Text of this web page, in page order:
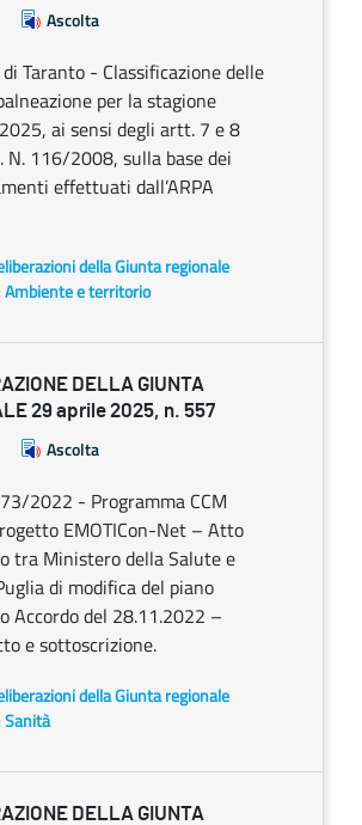
Ascolta
Taranto - Classificazione delle
per la stagione
ai sensi degli artt. 7 e 8
N. 116/2008, sulla base dei
effettuati dall’ARPA
della Giunta regionale
Ambiente e territorio
DELLA GIUNTA
29 aprile 2025, n. 557
Ascolta
2022 - Programma CCM
EMOTICon-Net – Atto
tra Ministero della Salute e
di modifica del piano
Accordo del 28.11.2022 –
e sottoscrizione.
della Giunta regionale
Sanità
DELLA GIUNTA